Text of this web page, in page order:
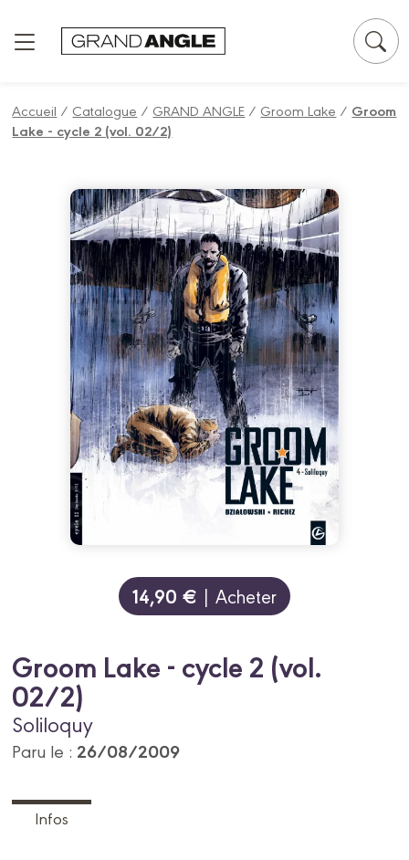
Accueil / Catalogue / GRAND ANGLE / Groom Lake / Groom
Lake - cycle 2 (vol. 02/2)
14,90 € | Acheter
Groom Lake - cycle 2 (vol.
02/2)
Soliloquy
Paru le : 26/08/2009
Infos